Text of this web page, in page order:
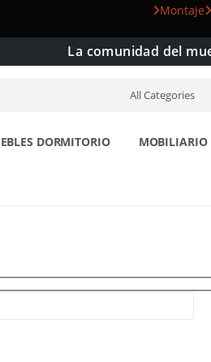
Montaje
La comunidad del
DORMITORIO MOBILIARIO